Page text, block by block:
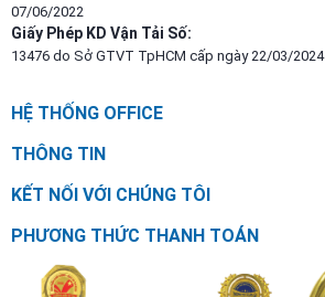
07/06/2022
Giấy Phép KD Vận Tải Số:
13476 do Sở GTVT TpHCM cấp ngày 22/03/2024
HỆ THỐNG OFFICE
THÔNG TIN
KẾT NỐI VỚI CHÚNG TÔI
PHƯƠNG THỨC THANH TOÁN